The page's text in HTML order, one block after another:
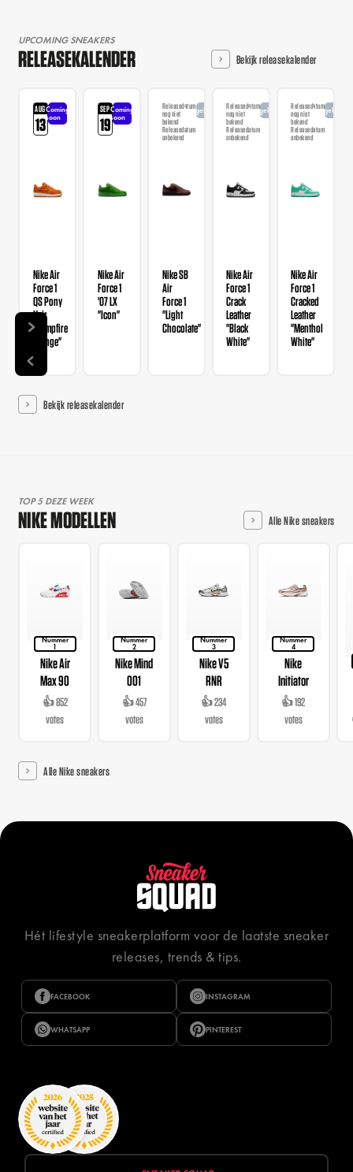
UPCOMING SNEAKERS
RELEASEKALENDER Bekijk releasekalender
AUG
13
Coming
soon
Nike Air
Force 1
QS Pony
Hair
"Campfire
Orange"
SEP
19
Coming
soon
Nike Air
Force 1
'07 LX
"Icon"
Releasedatum
nog niet
bekend
Releasedatum
onbekend
Aangekondigd
Nike SB
Air
Force 1
"Light
Chocolate"
Releasedatum
nog niet
bekend
Releasedatum
onbekend
Aangekondigd
Nike Air
Force 1
Crack
Leather
"Black
White"
Releasedatum
nog niet
bekend
Releasedatum
onbekend
Nike Air
Force 1
Cracked
Leather
"Menthol
White"
Bekijk releasekalender
TOP 5 DEZE WEEK
NIKE MODELLEN Alle Nike sneakers
Nummer
1
Nike Air
Max 90
👍 852
votes
Nummer
2
Nike Mind
001
👍 457
votes
Nummer
3
Nike V5
RNR
👍 234
votes
Nummer
4
Nike
Initiator
👍 192
votes
Alle Nike sneakers
Hét lifestyle sneakerplatform voor de laatste sneaker
releases, trends & tips.
FACEBOOK INSTAGRAM
WHATSAPP PINTEREST